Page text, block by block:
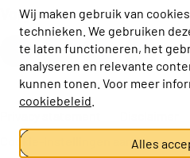
Wij maken gebruik van
technieken. We gebruiken
te laten functioneren, het
analyseren en relevante
kunnen tonen. Voor meer
cookiebeleid
Alles
Volg ons
Actiz linkedin
Actiz instagram
Actiz youtube
Actiz
Cookie-instellingen aanpassen